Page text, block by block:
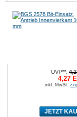
UVP**:
4,27
inkl. MwSt.
JETZT